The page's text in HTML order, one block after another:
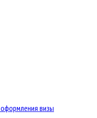
визы